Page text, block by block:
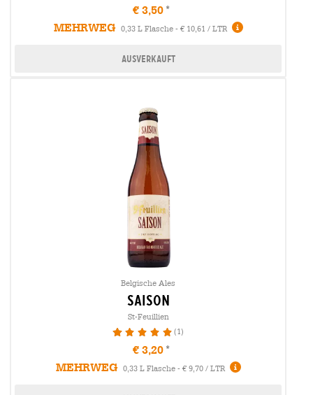
€ 3,50
MEHRWEG
0,33 L Flasche - € 10,61 / LTR
Ausverkauft
Belgische Ales
saison
St-Feuillien
100% (1)
€ 3,20
MEHRWEG
0,33 L Flasche - € 9,70 / LTR